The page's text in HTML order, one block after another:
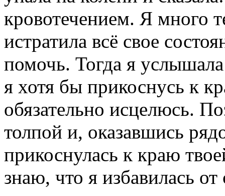
кровотечением. Я много
истратила всё свое
помочь. Тогда я
я хотя бы прикоснусь к
обязательно исцелюсь.
толпой и, оказавшись
прикоснулась к краю
знаю, что я избавилась от